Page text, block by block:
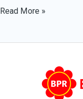
Read More »